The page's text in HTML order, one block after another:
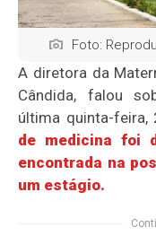
Foto:
A diretora da
Cândida, falou
última quinta-feira,
de medicina foi
encontrada na
um estágio.